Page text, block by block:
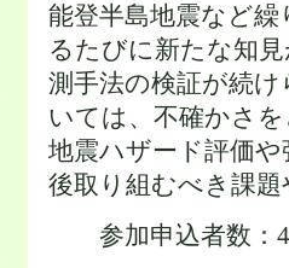
能登半島地震など
るたびに新たな知
測手法の検証が続
いては、不確かさ
地震ハザード評価
後取り組むべき課
参加申込者数：